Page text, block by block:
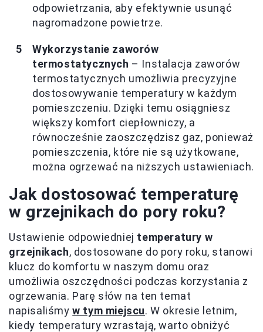
odpowietrzania, aby efektywnie usunąć
nagromadzone powietrze.
Wykorzystanie zaworów
termostatycznych – Instalacja zaworów
termostatycznych umożliwia precyzyjne
dostosowywanie temperatury w każdym
pomieszczeniu. Dzięki temu osiągniesz
większy komfort ciepłowniczy, a
równocześnie zaoszczędzisz gaz, ponieważ
pomieszczenia, które nie są użytkowane,
można ogrzewać na niższych ustawieniach.
Jak dostosować temperaturę
w grzejnikach do pory roku?
Ustawienie odpowiedniej temperatury w
grzejnikach, dostosowane do pory roku, stanowi
klucz do komfortu w naszym domu oraz
umożliwia oszczędności podczas korzystania z
ogrzewania. Parę słów na ten temat
napisaliśmyw tym miejscu. W okresie letnim,
kiedy temperatury wzrastają, warto obniżyć